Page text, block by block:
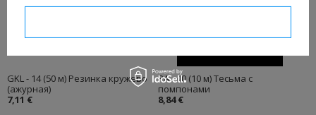
GKL - 14 (50 м) Резинка кружево
(ажурная)
7,11 €
PA - 40 (10 м) Тесьма с
помпонами
8,84 €